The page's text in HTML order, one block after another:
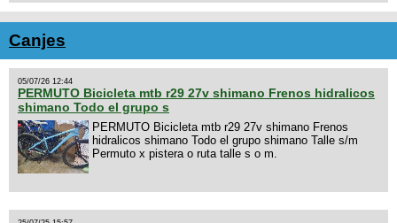
Canjes
05/07/26 12:44
PERMUTO Bicicleta mtb r29 27v shimano Frenos hidralicos
shimano Todo el grupo s
PERMUTO Bicicleta mtb r29 27v shimano Frenos
hidralicos shimano Todo el grupo shimano Talle s/m
Permuto x pistera o ruta talle s o m.